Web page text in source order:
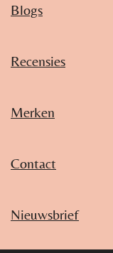
Blogs
Recensies
Merken
Contact
Nieuwsbrief